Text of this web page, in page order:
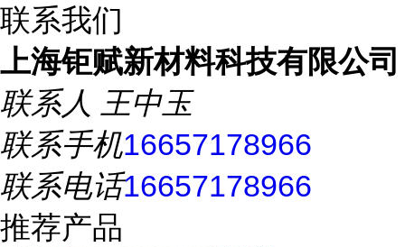
联系我们
上海钜赋新材料科技有限公司
联系人 王中玉
联系手机16657178966
联系电话16657178966
推荐产品